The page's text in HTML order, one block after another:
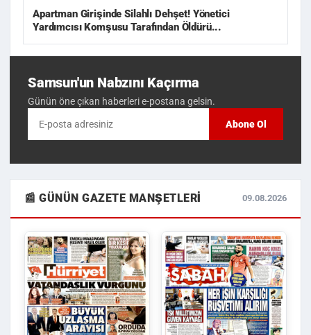
Apartman Girişinde Silahlı Dehşet! Yönetici
Yardımcısı Komşusu Tarafından Öldürü...
Samsun'un Nabzını Kaçırma
Günün öne çıkan haberleri e-postana gelsin.
Abone Ol
📰 GÜNÜN GAZETE MANŞETLERI 09.08.2026